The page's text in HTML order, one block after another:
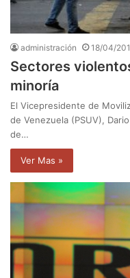
administración 18/04/
Sectores
minoría
El Vicepresidente de
de Venezuela (PSUV),
de…
Ver Mas »